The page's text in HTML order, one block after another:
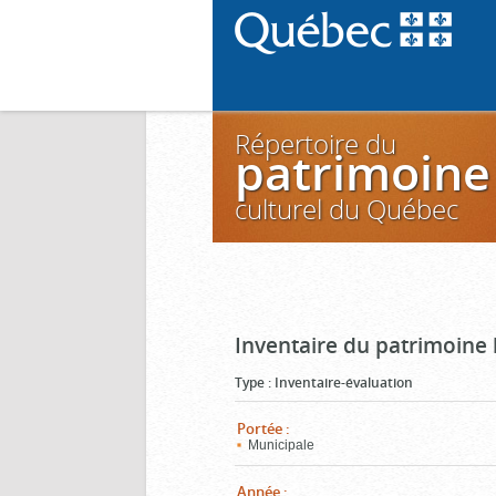
Répertoire du
patrimoine
culturel du Québec
Inventaire du patrimoine
Type : Inventaire-évaluation
Portée :
Municipale